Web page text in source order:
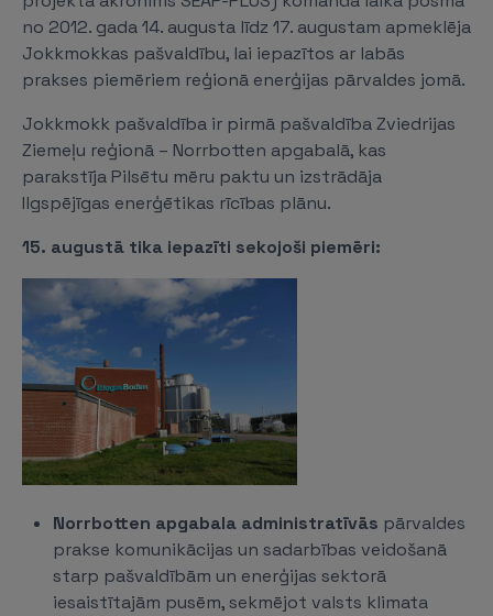
no 2012. gada 14. augusta līdz 17. augustam apmeklēja
Jokkmokkas pašvaldību, lai iepazītos ar labās
prakses piemēriem reģionā enerģijas pārvaldes jomā.
Jokkmokk pašvaldība ir pirmā pašvaldība Zviedrijas
Ziemeļu reģionā – Norrbotten apgabalā, kas
parakstīja Pilsētu mēru paktu un izstrādāja
Ilgspējīgas enerģētikas rīcības plānu.
15. augustā tika iepazīti sekojoši piemēri:
Norrbotten apgabala administratīvās pārvaldes
prakse komunikācijas un sadarbības veidošanā
starp pašvaldībām un enerģijas sektorā
iesaistītajām pusēm, sekmējot valsts klimata